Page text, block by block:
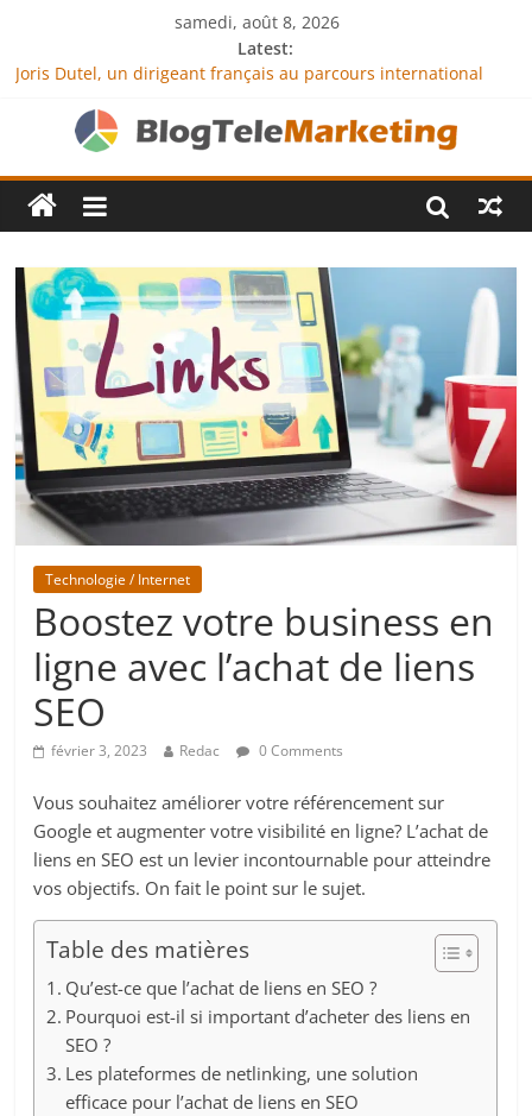
samedi, août 8, 2026
Latest:
Joris Dutel, un dirigeant français au parcours international
Agria Assurance Animaux : comment l’entreprise se
démarque-t-elle de la concurrence ?
JCA Academy : l’excellence au service de l’indépendance
financière
Denis Bouclon : la diplomatie éducative comme moteur de
Next Terra International : des solutions logistiques au service
du commerce international
Technologie / Internet
Boostez votre business en
ligne avec l’achat de liens
SEO
février 3, 2023 Redac 0 Comments
Vous souhaitez améliorer votre référencement sur
Google et augmenter votre visibilité en ligne? L’achat de
liens en SEO est un levier incontournable pour atteindre
vos objectifs. On fait le point sur le sujet.
Table des matières
Qu’est-ce que l’achat de liens en SEO ?
Pourquoi est-il si important d’acheter des liens en
SEO ?
Les plateformes de netlinking, une solution
efficace pour l’achat de liens en SEO